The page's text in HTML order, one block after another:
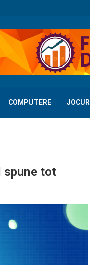
COMPUTERE JOCURI
spune tot